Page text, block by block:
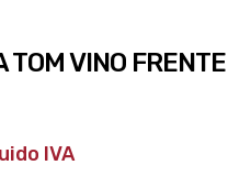
TOM VINO FRENTE
IVA